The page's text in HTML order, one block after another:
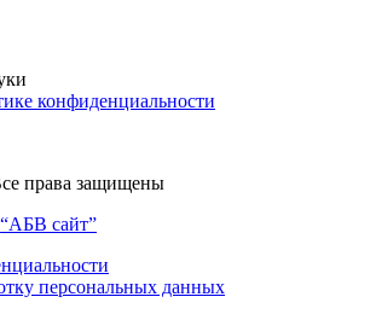
конфиденциальности
права защищены
“АБВ сайт”
персональных данных